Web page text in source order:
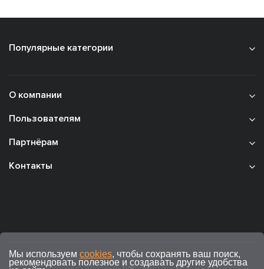
Популярные категории
О компании
Пользователям
Партнёрам
Контакты
Мы используем cookies, чтобы сохранять ваш поиск,
рекомендовать полезное и создавать другие удобства